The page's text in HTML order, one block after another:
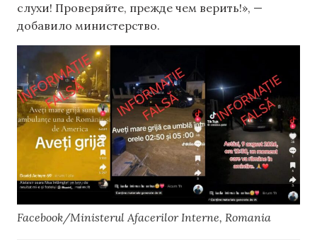
слухи! Проверяйте, прежде чем верить!», —
добавило министерство.
Facebook/Ministerul Afacerilor Interne, Romania